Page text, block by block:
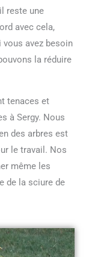
reste une
avec cela,
avez besoin
la réduire
tenaces et
à Sergy. Nous
des arbres est
le travail. Nos
même les
de la sciure de